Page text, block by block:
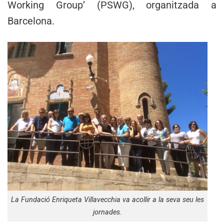
Working Group’ (PSWG), organitzada a
Barcelona.
La Fundació Enriqueta Villavecchia va acollir a la seva seu les
jornades.